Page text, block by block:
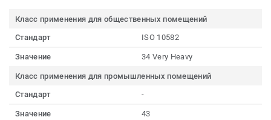
Класс применения для общественных помещений
Стандарт
ISO 10582
Значение 34 Very Heavy
Класс применения для промышленных помещений
Стандарт
-
Значение 43